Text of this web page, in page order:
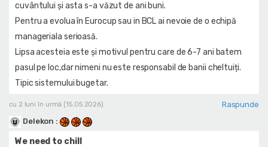
cuvântului și asta s-a văzut de ani buni.
Pentru a evolua în Eurocup sau in BCL ai nevoie de o echipă
manageriala serioasă.
Lipsa acesteia este și motivul pentru care de 6-7 ani batem
pasul pe loc,dar nimeni nu este responsabil de banii cheltuiți.
Tipic sistemului bugetar.
cu 2 luni în urmă (15.05.2026)
Raspunde
Delekon :
We need to chill